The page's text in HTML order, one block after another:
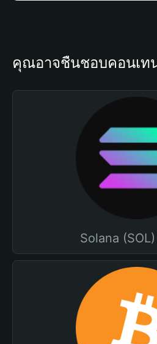
คุณอาจชื่นชอบคอนเท
Solana